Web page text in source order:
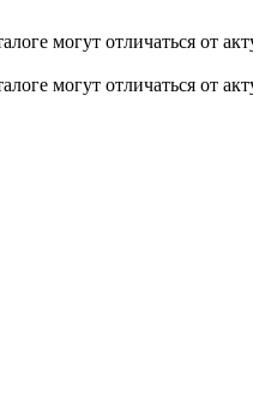
могут отличаться от
могут отличаться от